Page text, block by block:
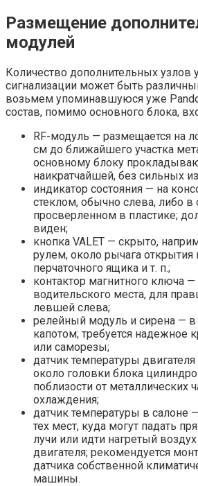
Размещение
модулей
Количество дополнительных узлов
сигнализации может быть
возьмем упоминавшуюся уже
состав, помимо основного блока,
RF-модуль — размещается на
см до ближайшего участка
основному блоку
наикратчайшей, без сильных
индикатор состояния — на
стеклом, обычно слева, либо в
просверленном в пластике;
виден;
кнопка VALET — скрыто,
рулем, около рычага открытия
перчаточного ящика и т. п.;
контактор магнитного ключа
водительского места, для
левшей слева;
релейный модуль и сирена — в
капотом; требуется надежное
или саморезы;
датчик температуры
около головки блока
поблизости от металлических
охлаждения;
датчик температуры в салоне
тех мест, куда могут падать
лучи или идти нагретый
двигателя; рекомендуется
датчика собственной
машины.